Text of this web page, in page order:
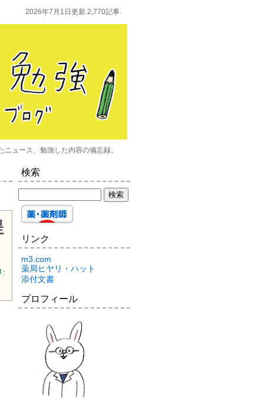
2026年7月1日更新.2,770記事.
ュース、勉強した内容の備忘録。
:
検索
リンク
m3.com
薬局ヒヤリ・ハット
添付文書
プロフィール